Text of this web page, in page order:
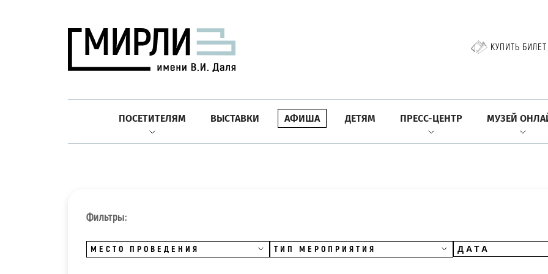
КУПИТЬ БИЛЕТ
ПОСЕТИТЕЛЯМ ВЫСТАВКИ АФИША ДЕТЯМ ПРЕСС-ЦЕНТР МУЗЕЙ
Фильтры:
МЕСТО ПРОВЕДЕНИЯ ТИП МЕРОПРИЯТИЯ